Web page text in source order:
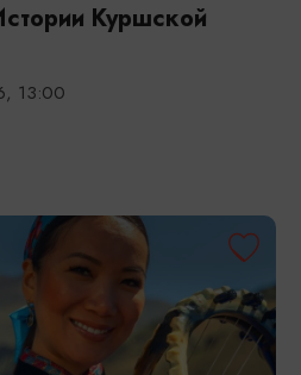
Куршской
13:00